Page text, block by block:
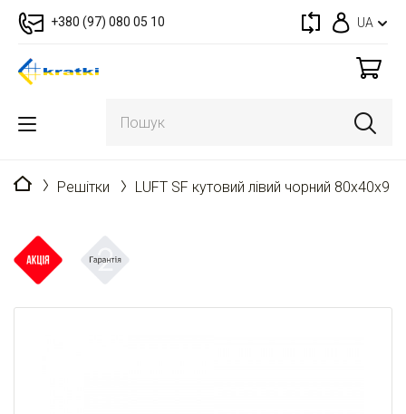
+380 (97) 080 05 10 UA
Головна
Решітки LUFT SF кутовий лівий чорний 80x40x9